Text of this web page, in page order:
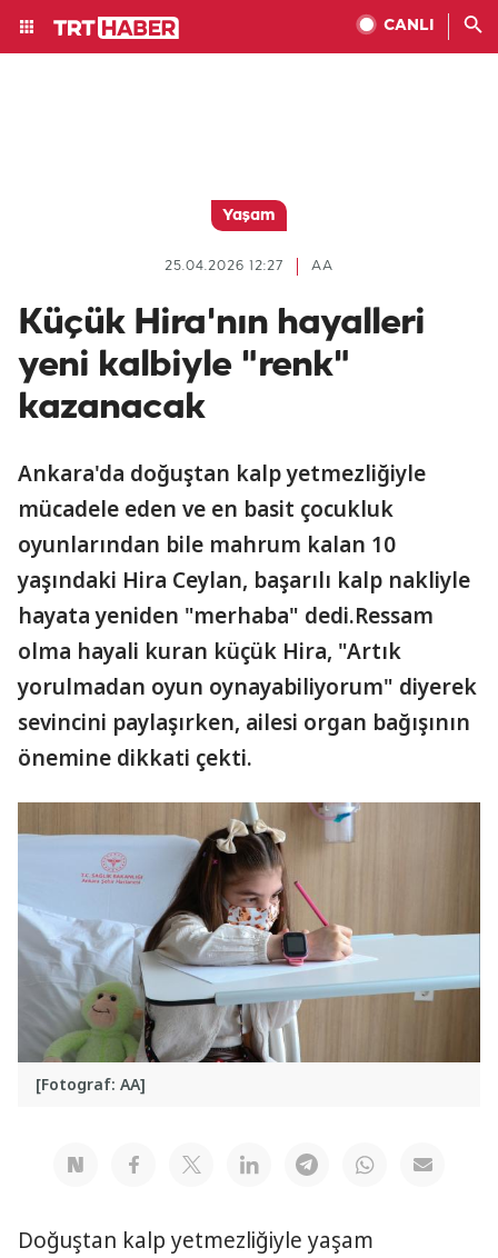
CANLI
Yaşam
AA
25.04.2026 12:27
Küçük Hira'nın hayalleri
yeni kalbiyle "renk"
kazanacak
Ankara'da doğuştan kalp yetmezliğiyle
mücadele eden ve en basit çocukluk
oyunlarından bile mahrum kalan 10
yaşındaki Hira Ceylan, başarılı kalp nakliyle
hayata yeniden "merhaba" dedi.Ressam
olma hayali kuran küçük Hira, "Artık
yorulmadan oyun oynayabiliyorum" diyerek
sevincini paylaşırken, ailesi organ bağışının
önemine dikkati çekti.
[Fotograf: AA]
Doğuştan kalp yetmezliğiyle yaşam